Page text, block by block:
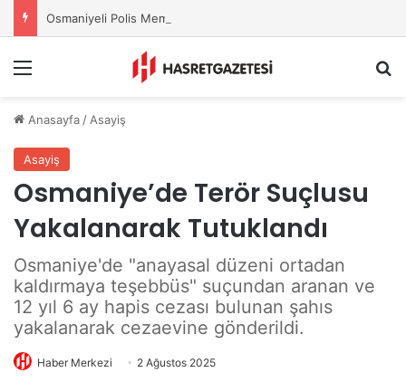
Osmaniyeli Polis Memuru Ayşe Akdoğan Hayatını Kaybetti
Anasayfa / Asayiş
Asayiş
Osmaniye’de Terör Suçlusu
Yakalanarak Tutuklandı
Osmaniye'de "anayasal düzeni ortadan
kaldırmaya teşebbüs" suçundan aranan ve
12 yıl 6 ay hapis cezası bulunan şahıs
yakalanarak cezaevine gönderildi.
Haber Merkezi 2 Ağustos 2025